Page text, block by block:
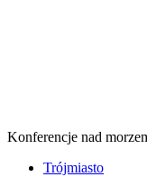
Konferencje nad
Trójmiasto